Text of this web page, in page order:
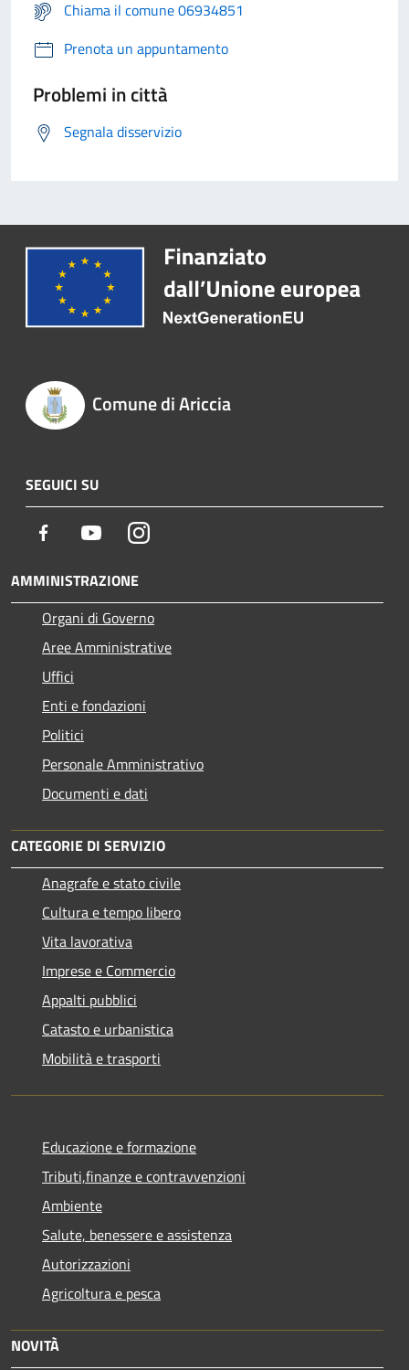
Chiama il comune 06934851
Prenota un appuntamento
Problemi in città
Segnala disservizio
Comune di Ariccia
SEGUICI SU
Facebook YoutubeInstagram
AMMINISTRAZIONE
Organi di Governo
Aree Amministrative
Uffici
Enti e fondazioni
Politici
Personale Amministrativo
Documenti e dati
CATEGORIE DI SERVIZIO
Anagrafe e stato civile
Cultura e tempo libero
Vita lavorativa
Imprese e Commercio
Appalti pubblici
Catasto e urbanistica
Mobilità e trasporti
Educazione e formazione
Tributi,finanze e contravvenzioni
Ambiente
Salute, benessere e assistenza
Autorizzazioni
Agricoltura e pesca
NOVITÀ